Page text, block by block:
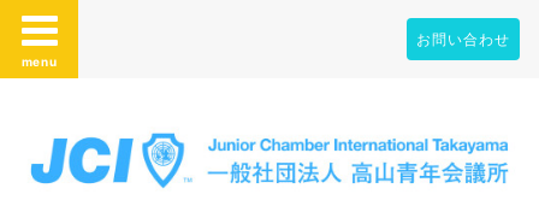
menu
お問い合わせ